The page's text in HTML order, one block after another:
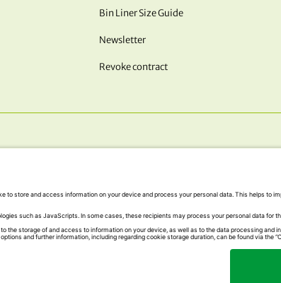
Bin Liner Size Guide
Newsletter
Revoke contract
ARE HERE FOR YOU!
office@biomat-shop.com